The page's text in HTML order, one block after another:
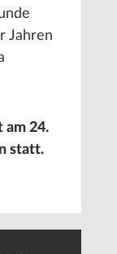
Jahren
am 24.
statt.